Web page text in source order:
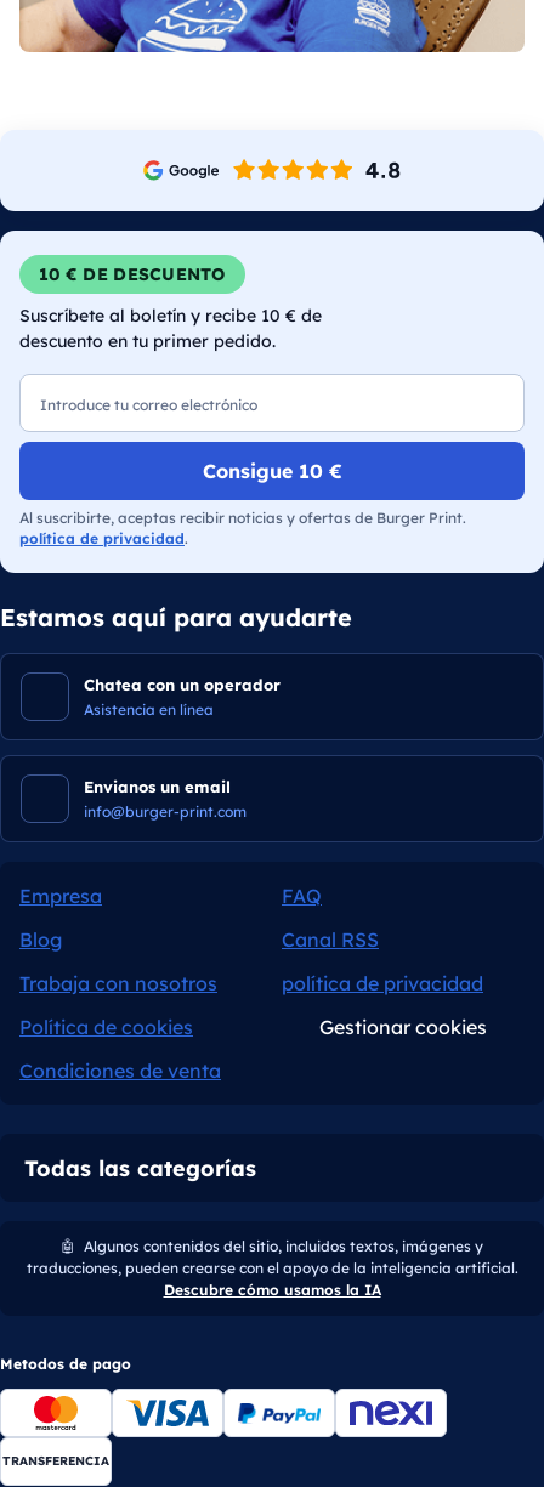
10 € DE DESCUENTO
Suscríbete al boletín y recibe 10 € de
descuento en tu primer pedido.
Consigue 10 €
Al suscribirte, aceptas recibir noticias y ofertas de Burger Print.
política de privacidad.
Estamos aquí para ayudarte
Chatea con un operador
Asistencia en línea
Envianos un email
info@burger-print.com
Empresa
FAQ
Blog
Canal RSS
Trabaja con nosotros
política de privacidad
Política de cookies
Gestionar cookies
Condiciones de venta
Todas las categorías
🤖 Algunos contenidos del sitio, incluidos textos, imágenes y
traducciones, pueden crearse con el apoyo de la inteligencia artificial.
Descubre cómo usamos la IA
Metodos de pago
TRANSFERENCIA